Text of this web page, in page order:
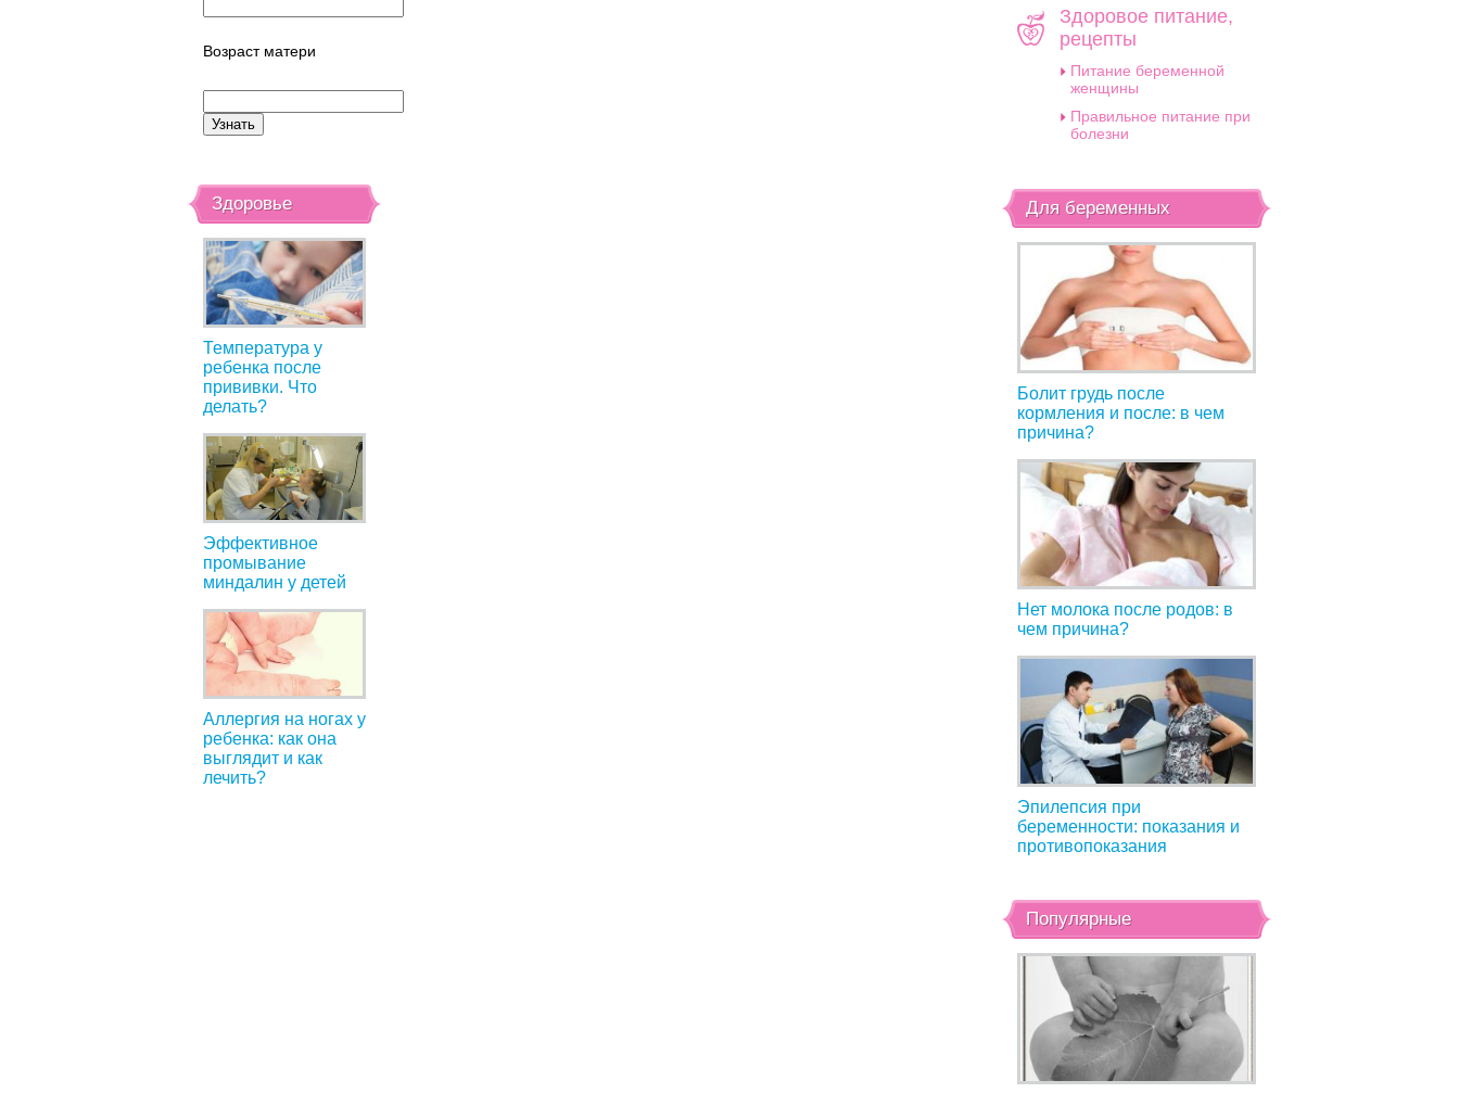
Возраст матери
Здоровье
Температура у
ребенка после
прививки. Что
делать?
Эффективное
промывание
миндалин у детей
Аллергия на ногах у
ребенка: как она
выглядит и как
лечить?
Здоровое питание,
рецепты
Питание беременной
женщины
Правильное питание при
болезни
Для беременных
Болит грудь после
кормления и после: в чем
причина?
Нет молока после родов: в
чем причина?
Эпилепсия при
беременности: показания и
противопоказания
Популярные